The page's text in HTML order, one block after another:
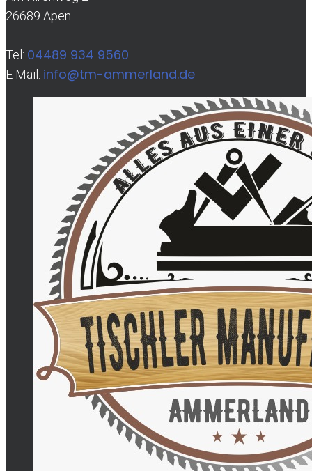
26689 Apen
Tel: 04489 934 9560
E Mail: info@tm-ammerland.de